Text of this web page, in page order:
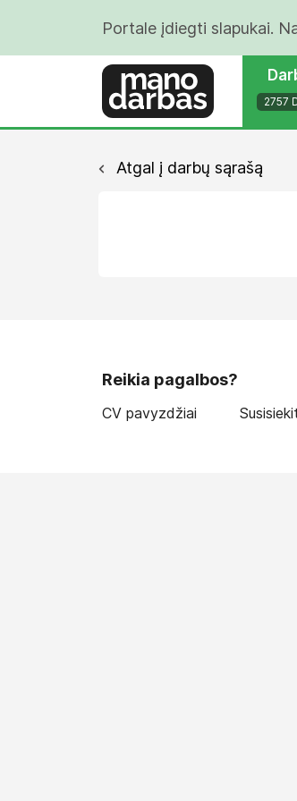
Portale įdiegti slapukai.
2757
Atgal į darbų sąrašą
Reikia pagalbos?
CV pavyzdžiai